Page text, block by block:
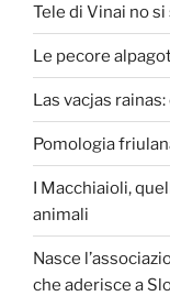
Tele di Vinai no
Le pecore
Las vacjas
Pomologia
I Macchiaioli,
animali
Nasce
che aderisce a